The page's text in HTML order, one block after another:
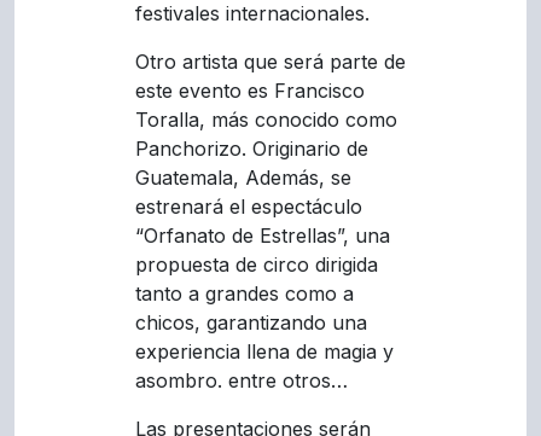
festivales internacionales.
Otro artista que será parte de
este evento es Francisco
Toralla, más conocido como
Panchorizo. Originario de
Guatemala, Además, se
estrenará el espectáculo
“Orfanato de Estrellas”, una
propuesta de circo dirigida
tanto a grandes como a
chicos, garantizando una
experiencia llena de magia y
asombro. entre otros…
Las presentaciones serán